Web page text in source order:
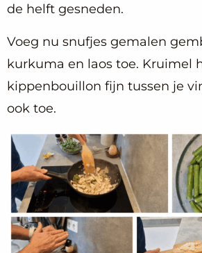
de helft gesneden.
Voeg nu snufjes gemalen
kurkuma en laos toe. Kruimel
kippenbouillon fijn tussen je
ook toe.